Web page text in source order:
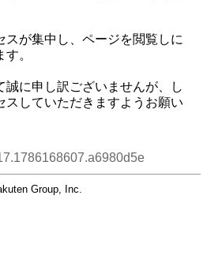
スが集中し、ページを閲覧しに
。
誠に申し訳ございませんが、し
スしていただきますようお願い
Group, Inc.